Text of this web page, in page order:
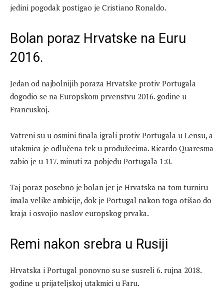
jedini pogodak postigao je Cristiano Ronaldo.
Bolan poraz Hrvatske na Euru
2016.
Jedan od najbolnijih poraza Hrvatske protiv Portugala
dogodio se na Europskom prvenstvu 2016. godine u
Francuskoj.
Vatreni su u osmini finala igrali protiv Portugala u Lensu, a
utakmica je odlučena tek u produžecima. Ricardo Quaresma
zabio je u 117. minuti za pobjedu Portugala 1:0.
Taj poraz posebno je bolan jer je Hrvatska na tom turniru
imala velike ambicije, dok je Portugal nakon toga otišao do
kraja i osvojio naslov europskog prvaka.
Remi nakon srebra u Rusiji
Hrvatska i Portugal ponovno su se susreli 6. rujna 2018.
godine u prijateljskoj utakmici u Faru.